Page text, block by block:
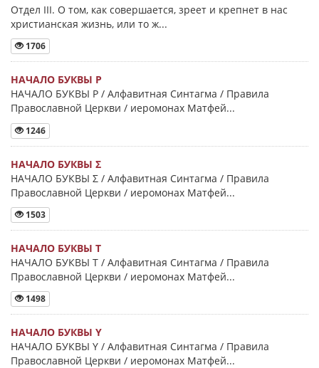
Отдел III. О том, как совершается, зреет и крепнет в нас
христианская жизнь, или то ж...
1706
НАЧАЛО БУКВЫ Ρ
НАЧАЛО БУКВЫ Ρ / Алфавитная Синтагма / Правила
Православной Церкви / иеромонах Матфей...
1246
НАЧАЛО БУКВЫ Σ
НАЧАЛО БУКВЫ Σ / Алфавитная Синтагма / Правила
Православной Церкви / иеромонах Матфей...
1503
НАЧАЛО БУКВЫ Τ
НАЧАЛО БУКВЫ Τ / Алфавитная Синтагма / Правила
Православной Церкви / иеромонах Матфей...
1498
НАЧАЛО БУКВЫ Y
НАЧАЛО БУКВЫ Y / Алфавитная Синтагма / Правила
Православной Церкви / иеромонах Матфей...